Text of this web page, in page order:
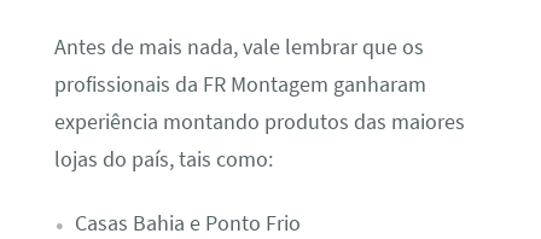
Antes de mais nada, vale lembrar que os
profissionais da FR Montagem ganharam
experiência montando produtos das maiores
lojas do país, tais como:
Casas Bahia e Ponto Frio